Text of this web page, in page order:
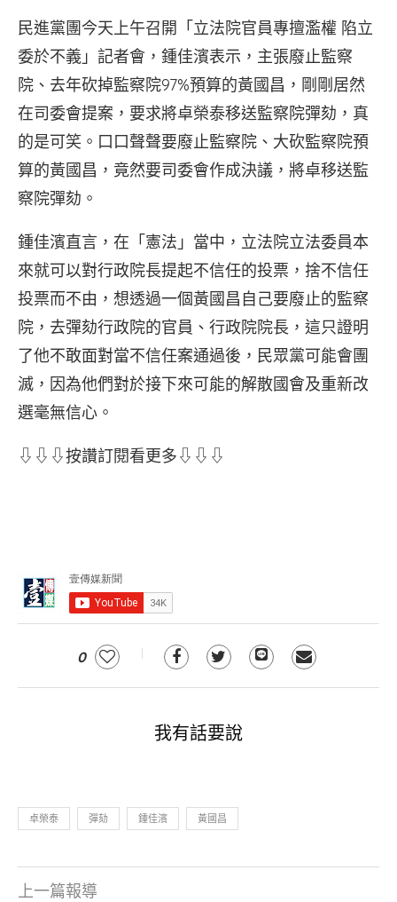
民進黨團今天上午召開「立法院官員專擅濫權 陷立
委於不義」記者會，鍾佳濱表示，主張廢止監察
院、去年砍掉監察院97%預算的黃國昌，剛剛居然
在司委會提案，要求將卓榮泰移送監察院彈劾，真
的是可笑。口口聲聲要廢止監察院、大砍監察院預
算的黃國昌，竟然要司委會作成決議，將卓移送監
察院彈劾。
鍾佳濱直言，在「憲法」當中，立法院立法委員本
來就可以對行政院長提起不信任的投票，捨不信任
投票而不由，想透過一個黃國昌自己要廢止的監察
院，去彈劾行政院的官員、行政院院長，這只證明
了他不敢面對當不信任案通過後，民眾黨可能會團
滅，因為他們對於接下來可能的解散國會及重新改
選毫無信心。
⇩⇩⇩按讚訂閱看更多⇩⇩⇩
0
我有話要說
卓榮泰 彈劾 鍾佳濱 黃國昌
上一篇報導